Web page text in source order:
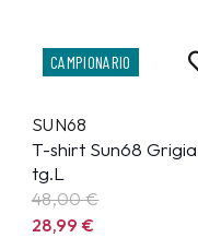
CAMPIONARIO
SUN68
T-shirt Sun68 Grigia
tg.L
48,00 €
28,99€